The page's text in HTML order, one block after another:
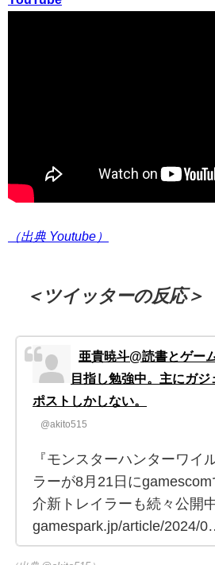
（出典 Youtube）
＜ツイッターの反応＞
亜貴暁斗@読書とゲー
目指し勉強中。主にガ
ポストしかしない。
@akito515
『モンスターハンターワイ
ラーが8月21日に
介新トレイラーも続々公開
gamespark.jp/article/2024/0…